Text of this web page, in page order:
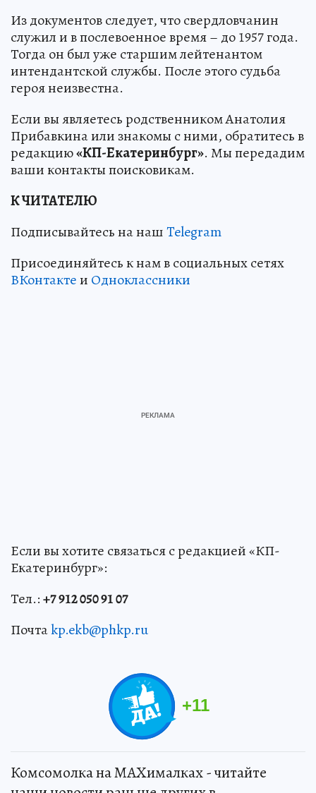
Из документов следует, что свердловчанин
служил и в послевоенное время – до 1957 года.
Тогда он был уже старшим лейтенантом
интендантской службы. После этого судьба
героя неизвестна.
Если вы являетесь родственником Анатолия
Прибавкина или знакомы с ними, обратитесь в
редакцию«КП-Екатеринбург». Мы передадим
ваши контакты поисковикам.
К ЧИТАТЕЛЮ
Подписывайтесь на нашTelegram
Присоединяйтесь к нам в социальных сетях
ВКонтактеи Одноклассники
Если вы хотите связаться с редакцией «КП-
Екатеринбург»:
Тел.:+7 912 050 91 07
Почтаkp.ekb@phkp.ru
+11
Комсомолка на MAXималках - читайте